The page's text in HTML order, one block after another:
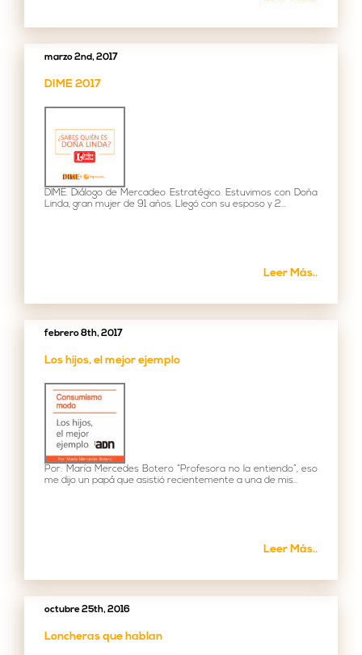
marzo 2nd, 2017
DIME 2017
DIME. Diálogo de Mercadeo Estratégico. Estuvimos con Doña
Linda, gran mujer de 91 años. Llegó con su esposo y 2...
Leer Más..
febrero 8th, 2017
Los hijos, el mejor ejemplo
Por: María Mercedes Botero “Profesora no la entiendo”, eso
me dijo un papá que asistió recientemente a una de mis...
Leer Más..
octubre 25th, 2016
Loncheras que hablan